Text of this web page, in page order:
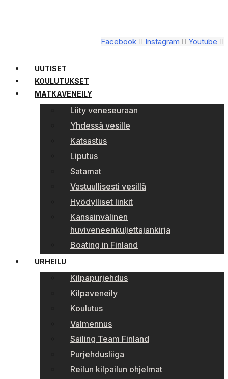
Facebook Instagram Youtube
UUTISET
KOULUTUKSET
MATKAVENEILY
Liity veneseuraan
Yhdessä vesille
Katsastus
Liputus
Satamat
Vastuullisesti vesillä
Hyödylliset linkit
Kansainvälinen
huviveneenkuljettajankirja
Boating in Finland
URHEILU
Kilpapurjehdus
Kilpaveneily
Koulutus
Valmennus
Sailing Team Finland
Purjehdusliiga
Reilun kilpailun ohjelmat